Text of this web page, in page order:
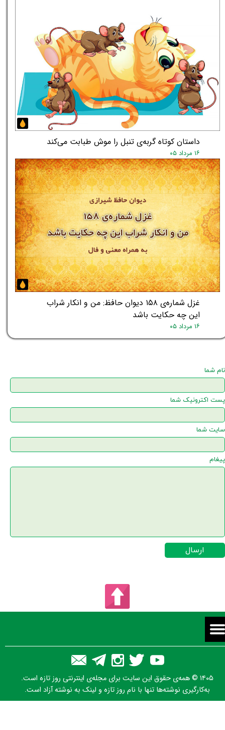
داستان کوتاه گربه‌ی تنبل را موش طبابت می‌کند
۱۶ مرداد ۰۵
غزل شماره‌ی ۱۵۸ دیوان حافظ: من و انکار شراب
این چه حکایت باشد
۱۶ مرداد ۰۵
نام شما
پست اکترونیک شما
سایت شما
پیغام
ارسال
۱۴۰۵ © همه‌ی حقوق این سایت برای مجله‌ی اینترنتی روز تازه است.
به‌کارگیری نوشته‌ها تنها با نام روز تازه و لینک به نوشته آزاد است.